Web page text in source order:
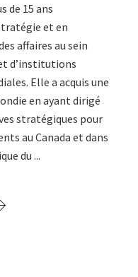
de 15 ans
et en
affaires au sein
d’institutions
Elle a acquis une
en ayant dirigé
stratégiques pour
au Canada et dans
du ...